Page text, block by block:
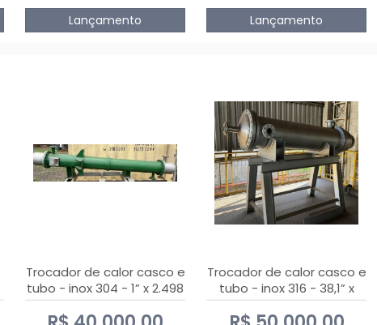
Lançamento Lançamento
Trocador de calor casco e
tubo - inox 304 - 1” x 2.498
mm
Trocador de calor casco e
tubo - inox 316 - 38,1” x
2.030 mm